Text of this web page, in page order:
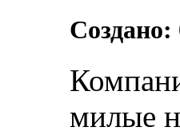
Создано:
милые